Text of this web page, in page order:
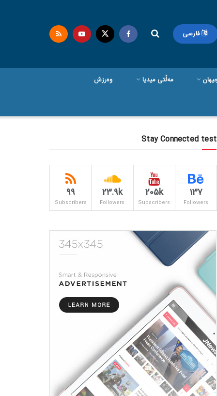
فارسی
مەڵتی میدیا وەرزش
Stay Connected test
137
Followers
205k
Subscribers
23.9k
Followers
99
Subscribers